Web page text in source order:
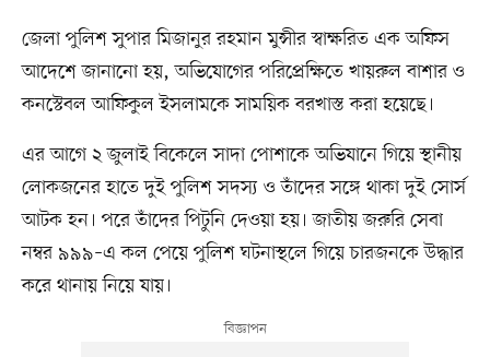
জেলা পুলিশ সুপার মিজানুর রহমান মুন্সীর স্বাক্ষরিত এক অফিস
আদেশে জানানো হয়, অভিযোগের পরিপ্রেক্ষিতে খায়রুল বাশার ও
কনস্টেবল আফিকুল ইসলামকে সাময়িক বরখাস্ত করা হয়েছে।
এর আগে ২ জুলাই বিকেলে সাদা পোশাকে অভিযানে গিয়ে স্থানীয়
লোকজনের হাতে দুই পুলিশ সদস্য ও তাঁদের সঙ্গে থাকা দুই সোর্স
আটক হন। পরে তাঁদের পিটুনি দেওয়া হয়। জাতীয় জরুরি সেবা
নম্বর ৯৯৯–এ কল পেয়ে পুলিশ ঘটনাস্থলে গিয়ে চারজনকে উদ্ধার
করে থানায় নিয়ে যায়।